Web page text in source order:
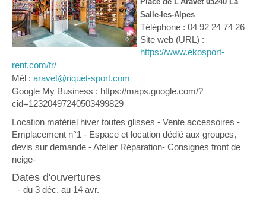
Salle-les-Alpes
Téléphone : 04 92 24 74 26
Site web (URL) :
https://www.ekosport-
rent.com/fr/
Mél : aravet@riquet-sport.com
Google My Business : https://maps.google.com/?
cid=12320497240503499829
Location matériel hiver toutes glisses - Vente accessoires -
Emplacement n°1 - Espace et location dédié aux groupes,
devis sur demande - Atelier Réparation- Consignes front de
neige-
Dates d'ouvertures
- du 3 déc. au 14 avr.